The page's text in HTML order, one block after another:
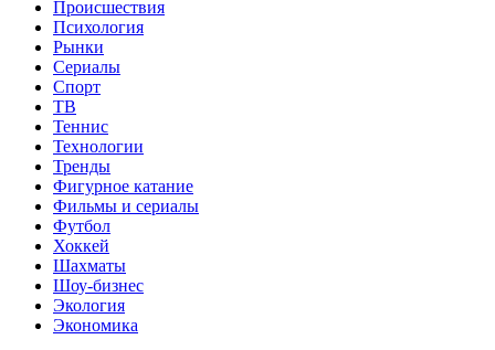
Происшествия
Психология
Рынки
Сериалы
Спорт
ТВ
Теннис
Технологии
Тренды
Фигурное катание
Фильмы и сериалы
Футбол
Хоккей
Шахматы
Шоу-бизнес
Экология
Экономика